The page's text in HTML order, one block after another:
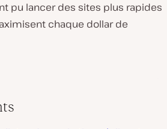
pu lancer des sites plus rapides
chaque dollar de